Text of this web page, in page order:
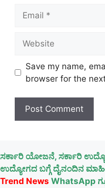
Save my name,
browser for the
ಸರ್ಕಾರಿ ಯೋಜನೆ, ಸರ್ಕಾರಿ
ಉದ್ಯೋಗದ ಬಗ್ಗೆ ದೈನಂದಿನ
Trend News WhatsApp